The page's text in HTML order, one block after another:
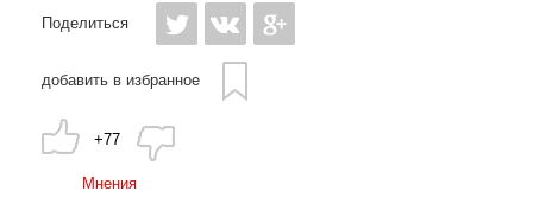
Поделиться
добавить в избранное
+77
Мнения